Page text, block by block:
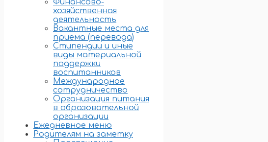
Финансово-
хозяйственная
деятельность
Вакантные места для
приема (перевода)
Стипендии и иные
виды материальной
поддержки
воспитанников
Международное
сотрудничество
Организация питания
в образовательной
организации
Ежедневное меню
Родителям на заметку